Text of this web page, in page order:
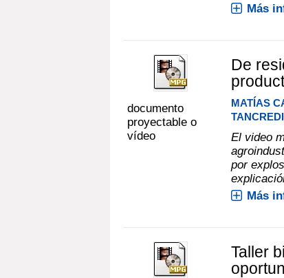
Más
documento
proyectable o
vídeo
De
MATÍAS
TANCREDI
El video
por
Más
Taller